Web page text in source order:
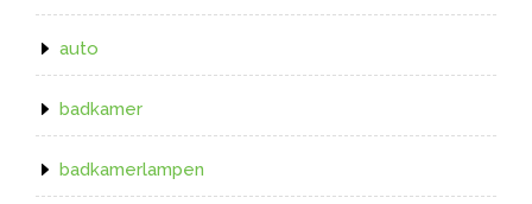
auto
badkamer
badkamerlampen